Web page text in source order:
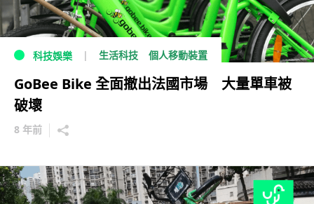
科技娛樂 生活科技 個人移動裝置
GoBee Bike 全面撤出法國市場 大量單車被
破壞
8 年前